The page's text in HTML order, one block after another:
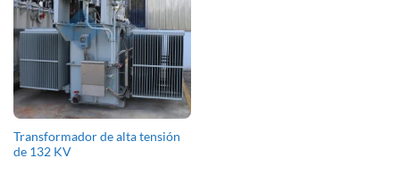
Transformador de alta tensión
de 132 KV